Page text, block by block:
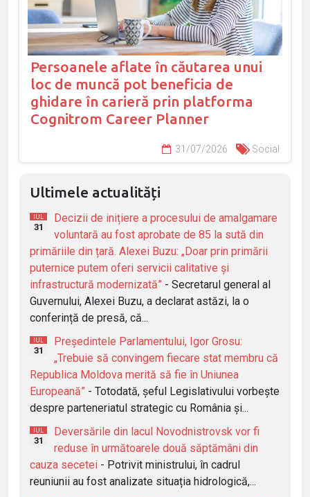
Persoanele aflate în căutarea unui
loc de muncă pot beneficia de
ghidare în carieră prin platforma
Cognitrom Career Planner
31/07/2026 Social
Ultimele actualități
IUL
31
Decizii de inițiere a procesului de amalgamare
voluntară au fost aprobate de 85 la sută din
primăriile din țară. Alexei Buzu: „Doar prin primării
puternice putem oferi servicii calitative și
infrastructură modernizată” - Secretarul general al
Guvernului, Alexei Buzu, a declarat astăzi, la o
conferință de presă, că...
IUL
31
Președintele Parlamentului, Igor Grosu:
„Trebuie să convingem fiecare stat membru că
Republica Moldova merită să fie în Uniunea
Europeană” - Totodată, șeful Legislativului vorbește
despre parteneriatul strategic cu România și...
IUL
31
Deversările din lacul Novodnistrovsk vor fi
reduse în următoarele două săptămâni din
cauza secetei - Potrivit ministrului, în cadrul
reuniunii au fost analizate situația hidrologică,...